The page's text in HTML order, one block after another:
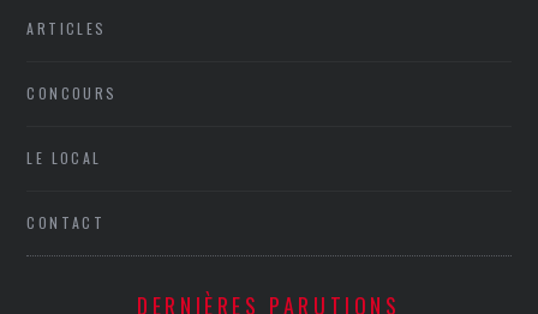
ARTICLES
CONCOURS
LE LOCAL
CONTACT
DERNIÈRES PARUTIONS